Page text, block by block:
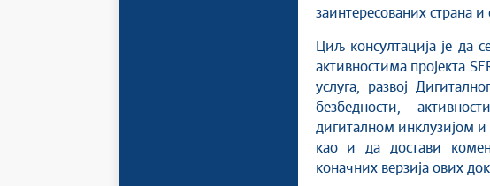
заинтересованих страна
Циљ консултација је да
активностима пројекта
услуга, развој
безбедности,
дигиталном инклузијом
као и да достави
коначних верзија ових